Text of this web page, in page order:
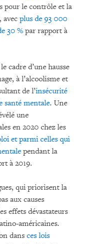
pour le contrôle et la
avec plus de 93 000
30 % par rapport à
cadre d’une hausse
à l’alcoolisme et
de l’insécurité
santé mentale. Une
une
en 2020 chez les
et parmi celles qui
pendant la
à 2019.
qui priorisent la
aux causes
effets dévastateurs
américaines.
dans ces lois